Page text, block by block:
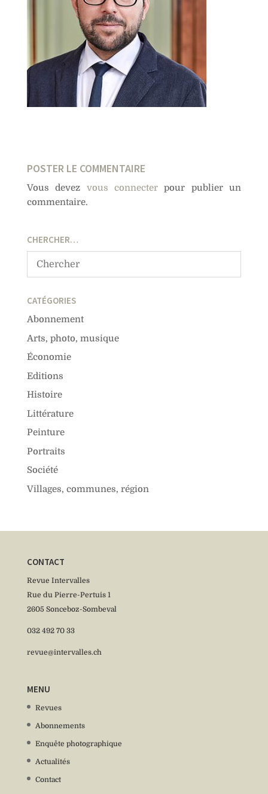
POSTER LE COMMENTAIRE
Vous devez vous connecter pour publier un
commentaire.
CHERCHER…
CATÉGORIES
Abonnement
Arts, photo, musique
Économie
Editions
Histoire
Littérature
Peinture
Portraits
Société
Villages, communes, région
CONTACT
Revue Intervalles
Rue du Pierre-Pertuis 1
2605 Sonceboz-Sombeval
032 492 70 33
revue@intervalles.ch
MENU
Revues
Abonnements
Enquête photographique
Actualités
Contact